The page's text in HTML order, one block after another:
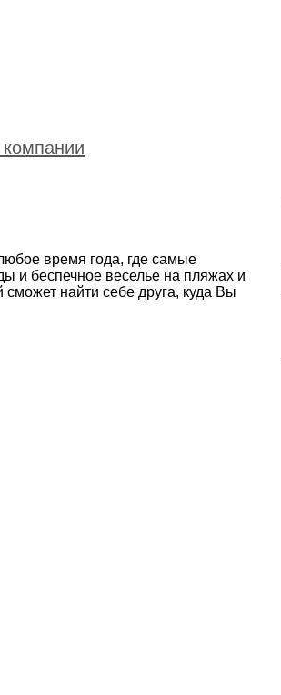
время года, где самые
и беспечное веселье на пляжах и
сможет найти себе друга, куда Вы